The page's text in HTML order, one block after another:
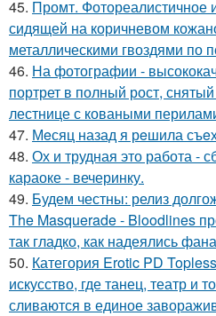
45. Промт.
сидящей на коричневом
металлическими гвоздями по
46. На фотографии -
портрет в полный рост,
лестнице с коваными
47. Мeсяц назад я рeшила
48. Ох и трудная это работа -
караоке - вечеринку.
49. Будем честны: релиз
The Masquerade - Bloodlines
так гладко, как надеялись
50. Категория Erotic PD
искусство, где танец, театр и
сливаются в единое